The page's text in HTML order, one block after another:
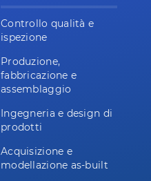
Controllo qualità e
ispezione
Produzione,
fabbricazione e
assemblaggio
Ingegneria e design di
prodotti
Acquisizione e
modellazione as-built